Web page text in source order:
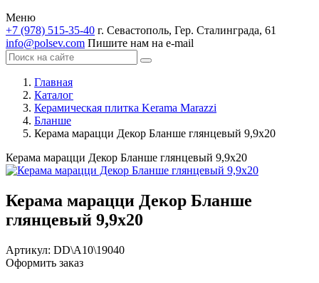
Меню
+7 (978) 515-35-40 г. Севастополь, Гер. Сталинграда, 61
info@polsev.com Пишите нам на e-mail
Главная
Каталог
Керамическая плитка Kerama Marazzi
Бланше
Керама марацци Декор Бланше глянцевый 9,9х20
Керама марацци Декор Бланше глянцевый 9,9х20
Керама марацци Декор Бланше
глянцевый 9,9х20
Артикул: DD\A10\19040
Оформить заказ